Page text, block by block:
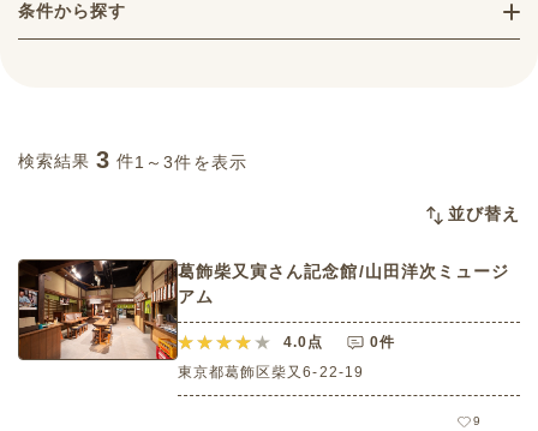
条件から探す
検索結果 3 件1～3件を表示
並び替え
葛飾柴又寅さん記念館/山田洋次ミュージ
アム
4.0点
0件
東京都葛飾区柴又6-22-19
9